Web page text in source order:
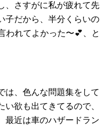
、さすがに私が疲れて先
子だから、半分くらいの
われてよかった〜💕、と
は、色んな問題集をして
い欲も出てきてるので、
最近は車のハザードラン